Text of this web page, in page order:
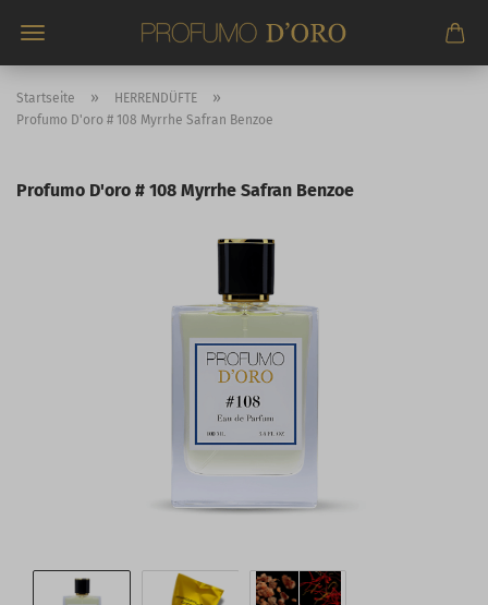
zum
Startseite » HERRENDÜFTE »
Profumo D'oro # 108 Myrrhe Safran Benzoe
Profumo D'oro # 108 Myrrhe Safran Benzoe